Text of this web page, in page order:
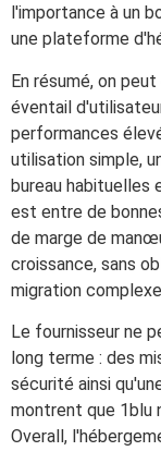
l'importance à un
une plateforme
En résumé, on
éventail
performances
utilisation simple,
bureau habituelles
est entre de
de marge de
croissance, sans
migration
Le fournisseur ne
long terme : des
sécurité ainsi
montrent que 1blu
Overall,